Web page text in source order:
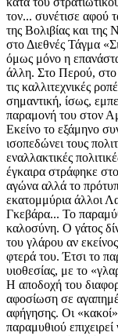
τον... συνέτισε αφού
της Βολιβίας και της
στο Διεθνές Τάγμα
όμως μόνο η
άλλη. Στο Περού,
τις καλλιτεχνικές
σημαντική, ίσως,
παραμονή του στον
Εκείνο το εξάμηνο
ισοπεδώνει τους
εναλλακτικές
έγκαιρα στράφηκε
αγώνα αλλά το
εκατομμύρια άλλοι
Γκεβάρα... Το
καλοσύνη. Ο γάτος
του γλάρου αν
φτερά του. Έτσι το
υιοθεσίας, με το
Η αποδοχή του
αφοσίωση σε
αφήγησης. Οι
παραμυθιού